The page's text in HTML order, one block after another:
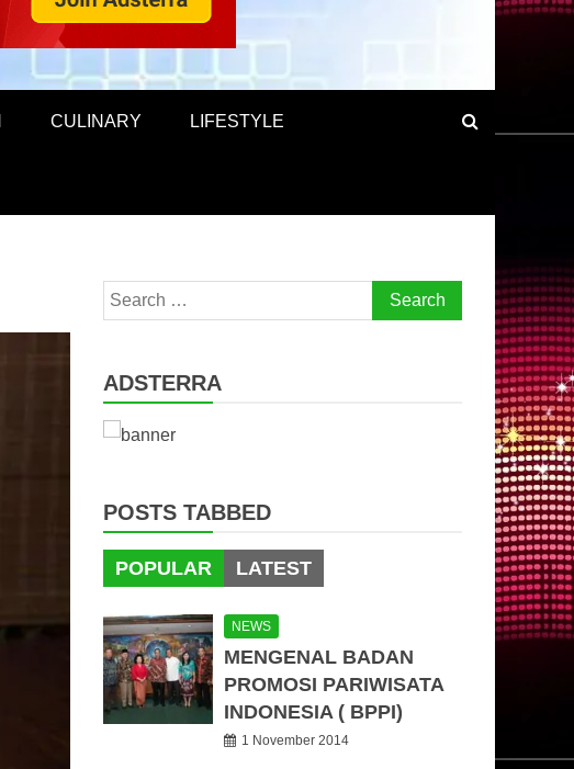
CULINARY LIFESTYLE
Search
for:
ADSTERRA
POSTS TABBED
POPULAR LATEST
NEWS
MENGENAL BADAN
PROMOSI PARIWISATA
INDONESIA ( BPPI)
1 November 2014